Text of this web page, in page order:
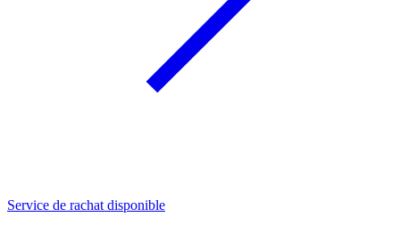
Service de rachat disponible